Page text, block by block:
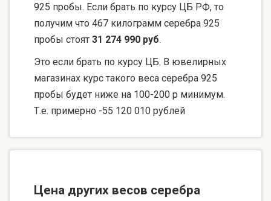
925 пробы. Если брать по курсу ЦБ РФ, то
получим что 467 килограмм серебра 925
пробы стоят 31 274 990 руб.
Это если брать по курсу ЦБ. В ювелирных
магазинах курс такого веса серебра 925
пробы будет ниже на 100-200 р минимум.
Т.е. примерно -55 120 010 рублей
Цена других весов серебра